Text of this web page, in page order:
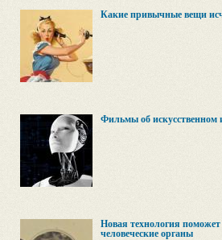
Какие привычные вещи
Фильмы об искусственном
Новая технология
человеческие органы